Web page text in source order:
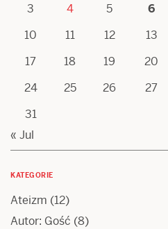
3
4 5 6
10
11 12 13
17
18 19 20
24
25 26 27
31
« Jul
KATEGORIE
Ateizm (12)
Autor: Gość (8)